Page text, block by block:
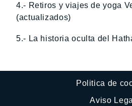
4.- Retiros y viajes de yoga
(actualizados)
5.- La historia oculta del
Politica de
Aviso Legal